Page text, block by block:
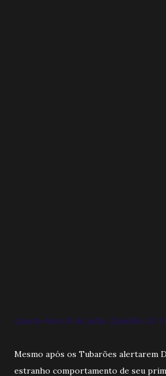
Quarta-feira 15 de julho. Episódio 33:
Mesmo após os Tubarões alertarem
estranho comportamento de seu